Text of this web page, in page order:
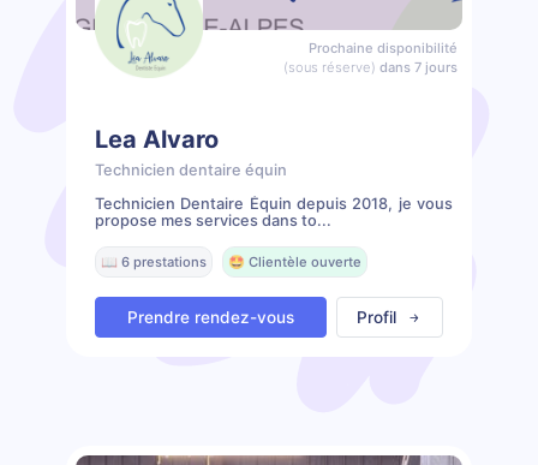
Prochaine disponibilité
(sous réserve) dans 7 jours
Lea Alvaro
Technicien dentaire équin
Technicien Dentaire Équin depuis 2018, je vous
propose mes services dans to...
📖 6 prestations 🤩 Clientèle ouverte
Prendre rendez-vous Profil